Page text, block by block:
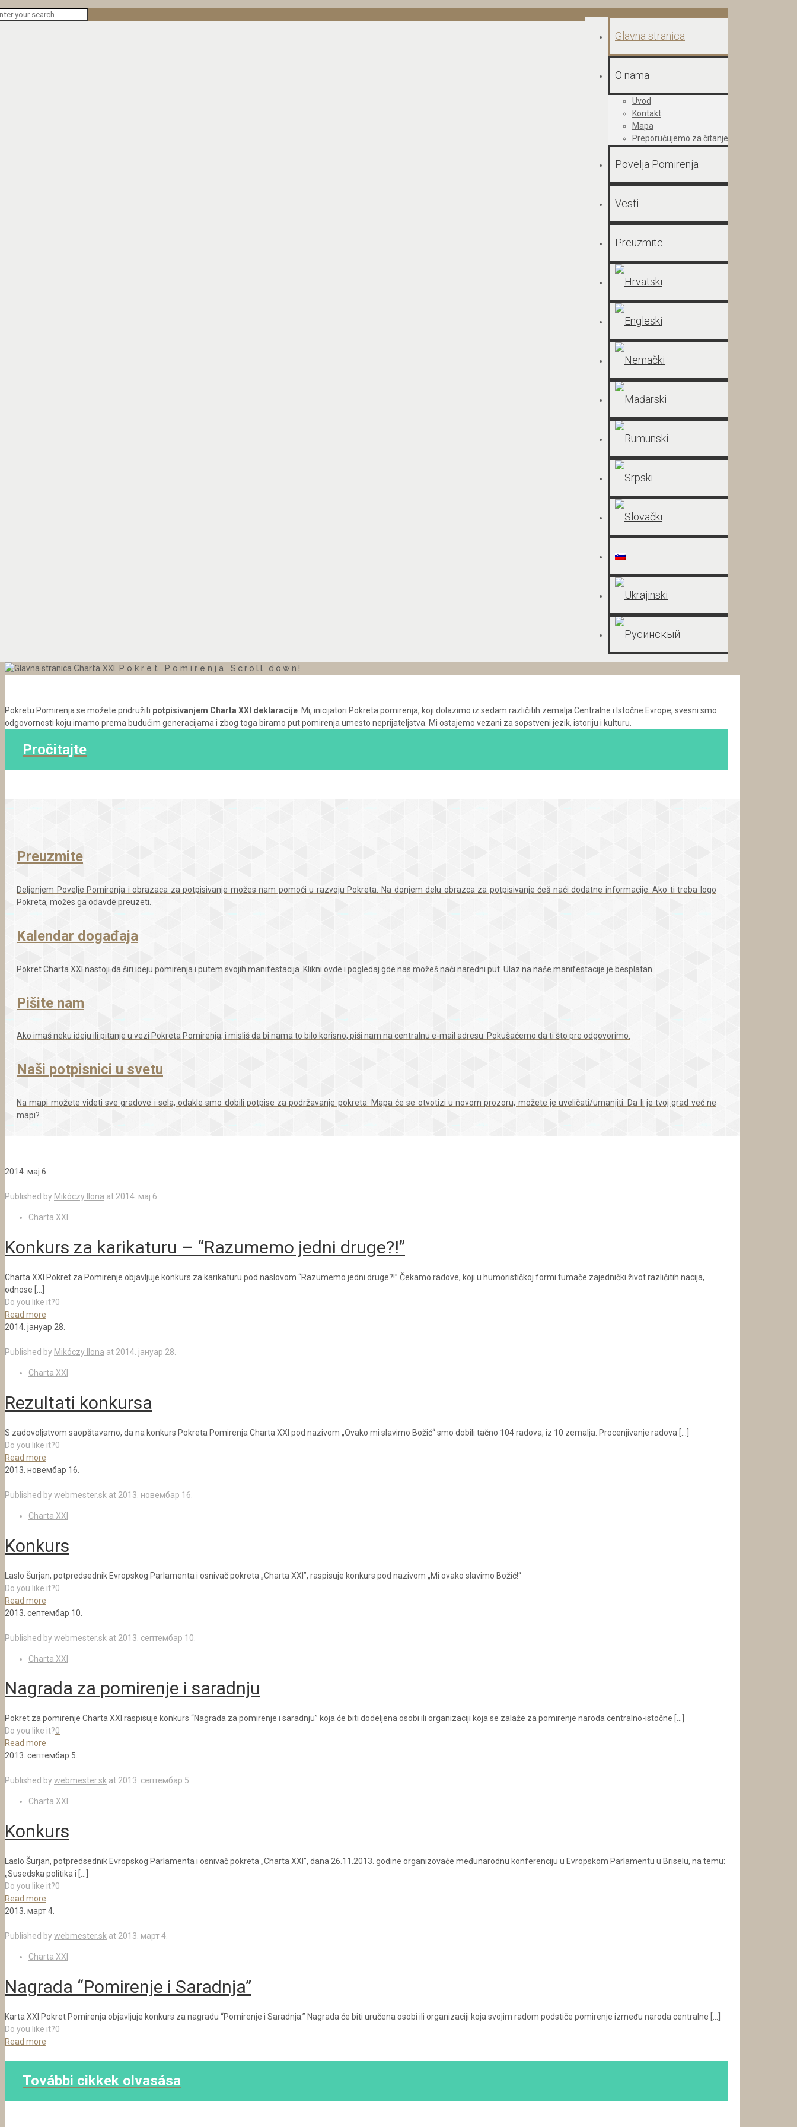
Glavna stranica
O nama
Uvod
Kontakt
Mapa
Preporučujemo za čitanje
Povelja Pomirenja
Vesti
Preuzmite
Charta XXI. Pokret Pomirenja Scroll down!
Pokretu Pomirenja se možete pridružiti potpisivanjem Charta XXI deklaracije . Mi, inicijatori Pokreta pomirenja, koji dolazimo iz sedam različitih zemalja Centralne i Istočne Evrope, svesni smo
odgovornosti koju imamo prema budućim generacijama i zbog toga biramo put pomirenja umesto neprijateljstva. Mi ostajemo vezani za sopstveni jezik, istoriju i kulturu.
Pročitajte
Preuzmite
Deljenjem Povelje Pomirenja i obrazaca za potpisivanje možes nam pomoći u razvoju Pokreta. Na donjem delu obrazca za potpisivanje ćeš naći dodatne informacije. Ako ti treba logo
Pokreta, možes ga odavde preuzeti.
Kalendar događaja
Pokret Charta XXI nastoji da širi ideju pomirenja i putem svojih manifestacija. Klikni ovde i pogledaj gde nas možeš naći naredni put. Ulaz na naše manifestacije je besplatan.
Pišite nam
Ako imaš neku ideju ili pitanje u vezi Pokreta Pomirenja, i misliš da bi nama to bilo korisno, piši nam na centralnu e-mail adresu. Pokušaćemo da ti što pre odgovorimo.
Naši potpisnici u svetu
Na mapi možete videti sve gradove i sela, odakle smo dobili potpise za podržavanje pokreta. Mapa će se otvotizi u novom prozoru, možete je uveličati/umanjiti. Da li je tvoj grad već ne
mapi?
2014. мај 6.
Published by Mikóczy Ilona at 2014. мај 6.
Charta XXI
Konkurs za karikaturu – “Razumemo jedni druge?!”
Charta XXI Pokret za Pomirenje objavljuje konkurs za karikaturu pod naslovom “Razumemo jedni druge?!” Čekamo radove, koji u humorističkoj formi tumače zajednički život različitih nacija,
odnose
Do you like it?0
Read more
2014. јануар 28.
Published by Mikóczy Ilona at 2014. јануар 28.
Charta XXI
Rezultati konkursa
S zadovoljstvom saopštavamo, da na konkurs Pokreta Pomirenja Charta XXI pod nazivom „Ovako mi slavimo Božić“ smo dobili tačno 104 radova, iz 10 zemalja. Procenjivanje radova
Do you like it?0
Read more
2013. новембар 16.
Published bywebmester.sk at 2013. новембар 16.
Charta XXI
Konkurs
Laslo Šurjan, potpredsednik Evropskog Parlamenta i osnivač pokreta „Charta XXI”, raspisuje konkurs pod nazivom „Mi ovako slavimo Božić!“
Do you like it?0
Read more
2013. септембар 10.
Published bywebmester.sk at 2013. септембар 10.
Charta XXI
Nagrada za pomirenje i saradnju
Pokret za pomirenje Charta XXI raspisuje konkurs “Nagrada za pomirenje i saradnju” koja će biti dodeljena osobi ili organizaciji koja se zalaže za pomirenje naroda centralno-istočne […]
Do you like it?0
Read more
2013. септембар 5.
Published bywebmester.sk at 2013. септембар 5.
Charta XXI
Konkurs
Laslo Šurjan, potpredsednik Evropskog Parlamenta i osnivač pokreta „Charta XXI”, dana 26.11.2013. godine organizovaće međunarodnu konferenciju u Evropskom Parlamentu u Briselu, na temu:
„Susedska politika i
Do you like it?0
Read more
2013. март 4.
Published bywebmester.sk at 2013. март 4.
Charta XXI
Nagrada “Pomirenje i Saradnja”
Karta XXI Pokret Pomirenja objavljuje konkurs za nagradu “Pomirenje i Saradnja.” Nagrada će biti uručena osobi ili organizaciji koja svojim radom podstiče pomirenje između naroda centralne
Do you like it?0
Read more
További cikkek olvasása